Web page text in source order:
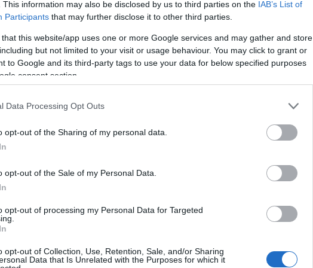
This information may also be disclosed by us to third parties on the IAB’s List of
Participants that may further disclose it to other third parties.
that this website/app uses one or more Google services and may gather and store
but not limited to your visit or usage behaviour. You may click to grant or
to Google and its third-party tags to use your data for below specified purposes
consent section.
Data Processing Opt Outs
opt-out of the Sharing of my personal data.
opt-out of the Sale of my Personal Data.
opt-out of processing my Personal Data for Targeted
opt-out of Collection, Use, Retention, Sale, and/or Sharing
Data that Is Unrelated with the Purposes for which it
színtér?
Sokszor ugyanarra a koncertekre megyünk mindegy
itt Benji az undergroundabbra gondolt-Makkúr) (De
A városban egyébként mindenki mindenkit ismer legalább
látták egymást. Úgyhogy inkább attol függ hogy milyen baráti
aktív emberekre(politikus munkával vagy zeneileg) válastódik el,
ki vagy hogy milyen zenét hallgatsz , meg a passzívakra
utca punkokra, akiknek egy pár euro túl sok egy koncertre
a koncertszervezéshez, nem lógunk együtt. Napközbe inkább
Nem tudom hogy többet csinálnak-e még.
skinheaded ami van a városban egy kezemen meg tudom
Volt 4 ház ami foglalt volt:
után lett befoglalva és azóta egy ifjusági centrum (youth
kulturális tervekre [project]. A mai napokban félig városi.
80as években lett befoglalva. De egy pár év után valahogy
az emberek teljesen legálisan laknak ott. Abban van egy házi
minden féle alkalomra, egy próbaterem, egy „info-bolt“ ahol
és még nem rég óta egy „ingyen-bolt“
oda lehet vinni és olyanokat amik tetszenek el lehet vinni. De
ki lett üritve és kényszeritve voltak hogy megvegyék a házat.